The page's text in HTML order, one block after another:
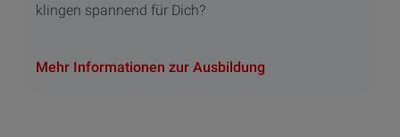
klingen spannend für Dich?
Mehr Informationen zur Ausbildung